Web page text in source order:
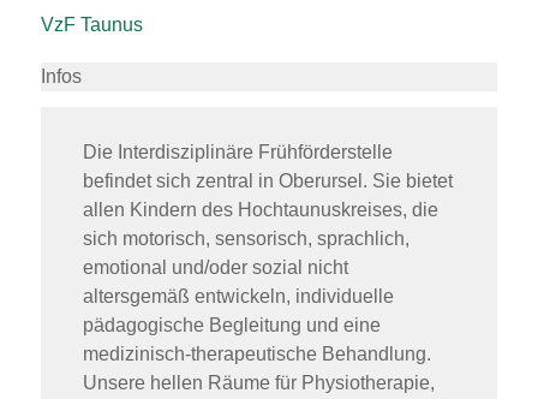
VzF Taunus
Infos
Die Interdisziplinäre Frühförderstelle
befindet sich zentral in Oberursel. Sie bietet
allen Kindern des Hochtaunuskreises, die
sich motorisch, sensorisch, sprachlich,
emotional und/oder sozial nicht
altersgemäß entwickeln, individuelle
pädagogische Begleitung und eine
medizinisch-therapeutische Behandlung.
Unsere hellen Räume für Physiotherapie,